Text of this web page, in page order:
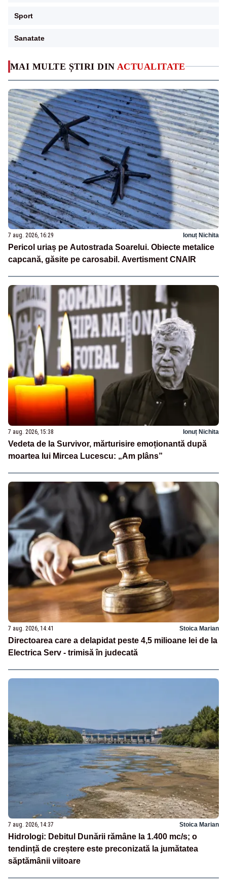
MAI MULTE ȘTIRI DIN ACTUALITATE
7 aug. 2026, 16:29 Ionuț Nichita
Pericol uriaș pe Autostrada Soarelui. Obiecte metalice
capcană, găsite pe carosabil. Avertisment CNAIR
7 aug. 2026, 15:38 Ionuț Nichita
Vedeta de la Survivor, mărturisire emoționantă după
moartea lui Mircea Lucescu: „Am plâns”
7 aug. 2026, 14:41 Stoica Marian
Directoarea care a delapidat peste 4,5 milioane lei de la
Electrica Serv - trimisă în judecată
7 aug. 2026, 14:37 Stoica Marian
Hidrologi: Debitul Dunării rămâne la 1.400 mc/s; o
tendință de creștere este preconizată la jumătatea
săptămânii viitoare
Sport
Sanatate